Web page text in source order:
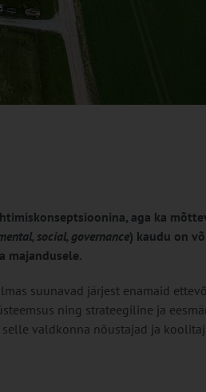
aga ka
social, governance) kaudu on
majandusele.
suunavad järjest enamaid
ning strateegiline ja
valdkonna nõustajad ja